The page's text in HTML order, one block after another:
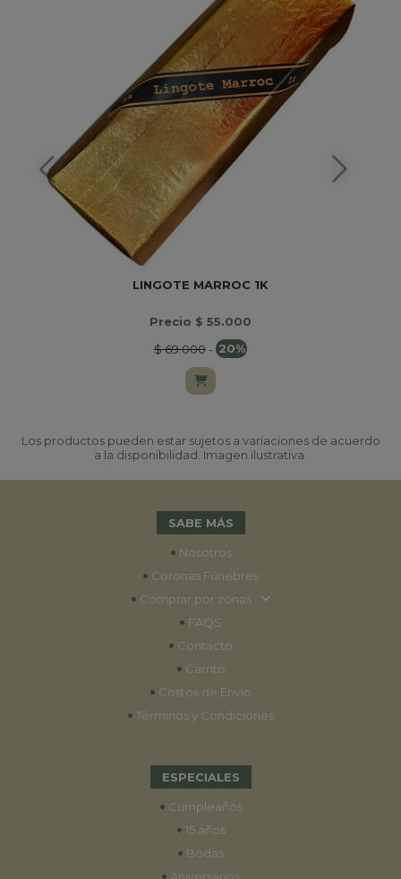
LINGOTE MARROC 1K
Precio $ 55.000
$ 69.000- 20%
Los productos pueden estar sujetos a variaciones de acuerdo
a la disponibilidad. Imagen ilustrativa.
SABE MÁS
• Nosotros
• Coronas Fúnebres
• Comprar por zonas
• FAQS
• Contacto
• Carrito
• Costos de Envío
• Términos y Condiciones
ESPECIALES
• Cumpleaños
• 15 años
• Bodas